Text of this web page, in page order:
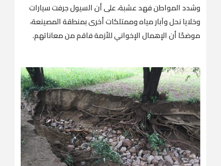
وشدد المواطن فهد عشبة، على أن السيول جرفت سيارات
وخلايا نحل وآبار مياه وممتلكات أخرى بمنطقة المصينعة،
موضحًا أن الإهمال الإخواني للأزمة فاقم من معاناتهم.